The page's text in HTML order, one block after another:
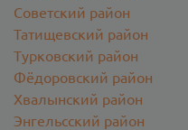
Советский район
Татищевский район
Турковский район
Фёдоровский район
Хвалынский район
Энгельсский район